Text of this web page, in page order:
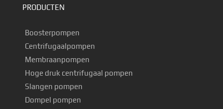
PRODUCTEN
Boosterpompen
Centrifugaalpompen
Membraanpompen
Hoge druk centrifugaal pompen
Slangen pompen
Dompel pompen